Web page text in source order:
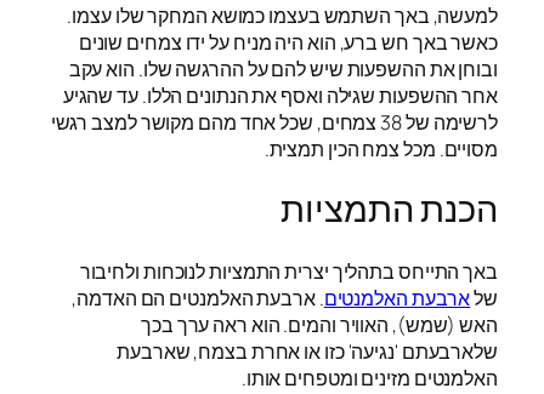
למעשה, באך השתמש בעצמו כמושא המחקר שלו עצמו.
כאשר באך חש ברע, הוא היה מניח על ידו צמחים שונים
ובוחן את ההשפעות שיש להם על ההרגשה שלו. הוא עקב
אחר ההשפעות שגילה ואסף את הנתונים הללו. עד שהגיע
לרשימה של 38 צמחים, שכל אחד מהם מקושר למצב רגשי
מסויים. מכל צמח הכין תמצית.
הכנת התמציות
באך התייחס בתהליך יצרית התמציות לנוכחות ולחיבור
שלארבעת האלמנטים. ארבעת האלמנטים הם האדמה,
האש (שמש), האוויר והמים. הוא ראה ערך בכך
שלארבעתם 'נגיעה' כזו או אחרת בצמח, שארבעת
האלמנטים מזינים ומטפחים אותו.